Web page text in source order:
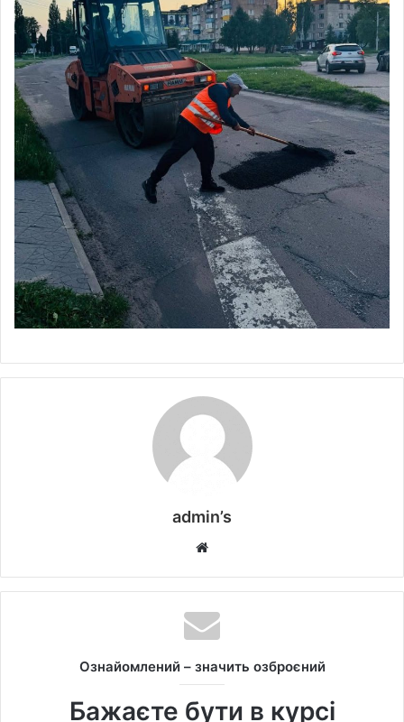
admin’s
b
s
i
e
Ознайомлений – значить озброєний
Бажаєте бути в курсі